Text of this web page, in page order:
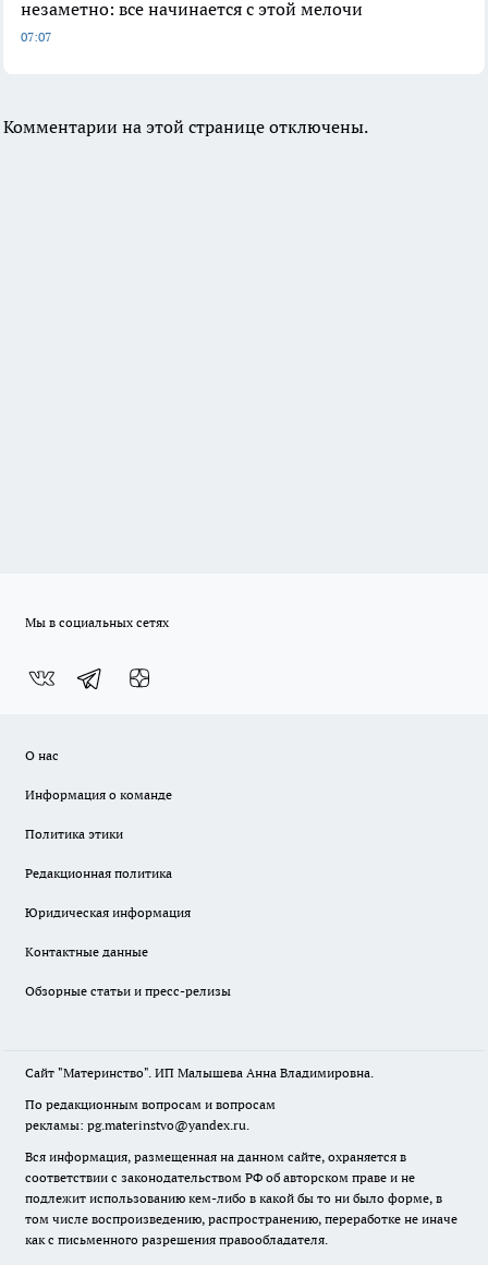
незаметно: все начинается с этой мелочи
07:07
Комментарии на этой странице отключены.
Мы в социальных сетях
О нас
Информация о команде
Политика этики
Редакционная политика
Юридическая информация
Контактные данные
Обзорные статьи и пресс-релизы
Сайт "Материнство". ИП Малышева Анна Владимировна.
По редакционным вопросам и вопросам
рекламы: pg.materinstvo@yandex.ru.
Вся информация, размещенная на данном сайте, охраняется в
соответствии с законодательством РФ об авторском праве и не
подлежит использованию кем-либо в какой бы то ни было форме, в
том числе воспроизведению, распространению, переработке не иначе
как с письменного разрешения правообладателя.